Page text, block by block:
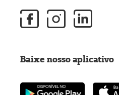
Baixe nosso aplicativo